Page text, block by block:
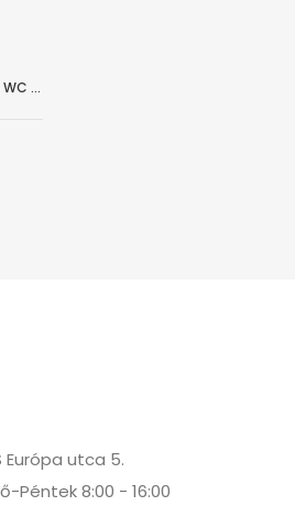
GM 4021/G Gördíthető szoba WC lábtartó
Európa utca 5.
Péntek 8:00 - 16:00